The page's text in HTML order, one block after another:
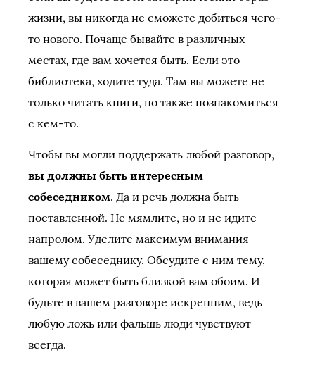
жизни, вы никогда не сможете добиться чего-
то нового. Почаще бывайте в различных
местах, где вам хочется быть. Если это
библиотека, ходите туда. Там вы можете не
только читать книги, но также познакомиться
с кем-то.
Чтобы вы могли поддержать любой разговор,
вы должны быть интересным
собеседником. Да и речь должна быть
поставленной. Не мямлите, но и не идите
напролом. Уделите максимум внимания
вашему собеседнику. Обсудите с ним тему,
которая может быть близкой вам обоим. И
будьте в вашем разговоре искренним, ведь
любую ложь или фальшь люди чувствуют
всегда.